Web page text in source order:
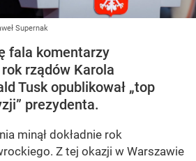
Supernak
fala komentarzy
rządów Karola
Tusk opublikował „top
prezydenta.
minął dokładnie rok
Z tej okazji w Warszawie